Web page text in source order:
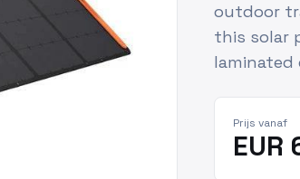
outdoor
this solar
Prijs vanaf
EUR